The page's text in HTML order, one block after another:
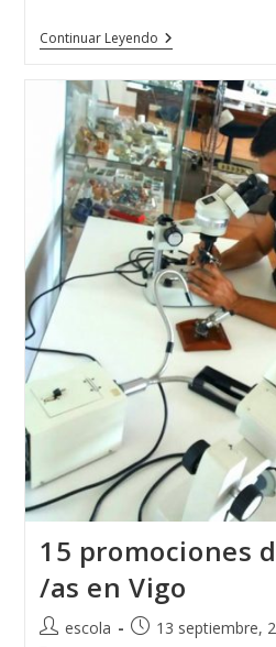
Continuar LeyendoLa
Escuela
De
Joyería
Del
Atlántico
Recibe
El
Premio
Nacional
De
Moda
PRENAMO
2018
15 promociones
/as en Vigo
Autorescola
Publicación
13 septiembre,